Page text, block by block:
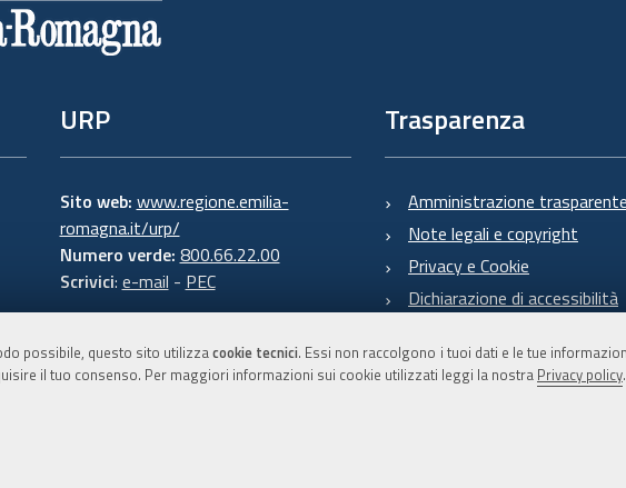
possibile, questo sito utilizzacookie tecnici. Essi non raccolgono i tuoi dati e le tue
il tuo consenso. Per maggiori informazioni sui cookie utilizzati leggi la nostra Privacy policy.
URP
Sito web: www.regione.emilia-
romagna.it/urp/
Numero verde: 800.66.22.00
Scrivici: e-mail - PEC
Trasparenza
Amministrazione trasparente
Note legali e copyright
Privacy e Cookie
Dichiarazione di accessibilità